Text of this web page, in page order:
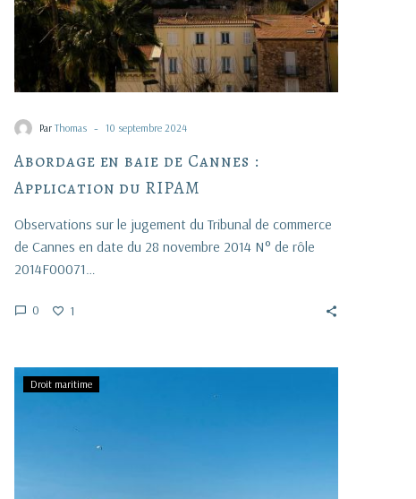
Par Thomas - 10 septembre 2024
Abordage en baie de Cannes :
Application du RIPAM
Observations sur le jugement du Tribunal de commerce
de Cannes en date du 28 novembre 2014 N° de rôle
2014F00071…
0 1
Droit maritime